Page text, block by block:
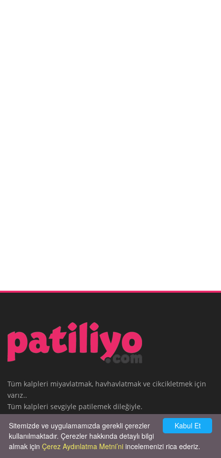
Tüm kalpleri miyavlatmak, havhavlatmak ve cikcikletmek için
varız..
Tüm kalpleri sevgiyle patilemek dileğiyle.
Kabul Et
Sitemizde ve uygulamamızda gerekli çerezler
kullanılmaktadır. Çerezler hakkında detaylı bilgi
almak için Çerez Aydınlatma Metni’ni incelemenizi rica ederiz.